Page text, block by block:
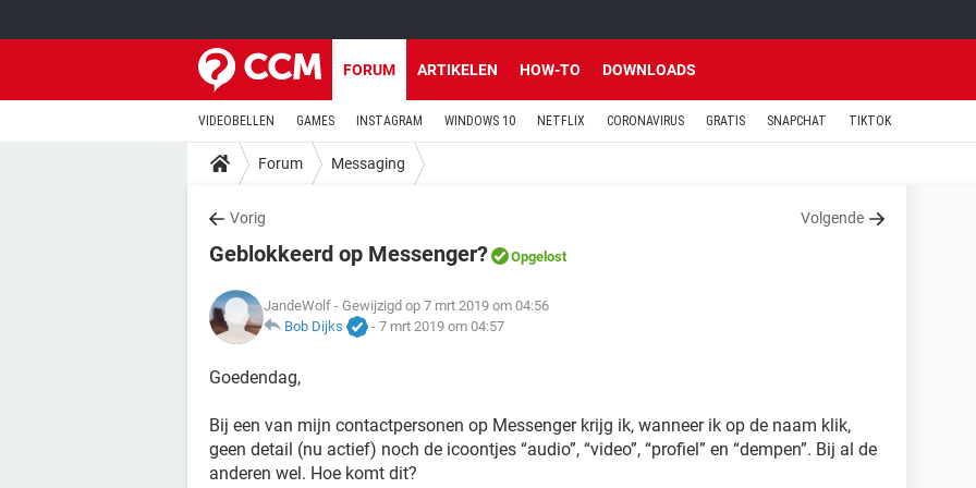
FORUM ARTIKELEN HOW-TO DOWNLOADS
VIDEOBELLEN GAMES INSTAGRAM WINDOWS 10 NETFLIX CORONAVIRUS GRATIS SNAPCHAT TIKTOK
Forum Messaging
Vorig Volgende
Geblokkeerd op Messenger? Opgelost
JandeWolf - Gewijzigd op 7 mrt 2019 om 04:56
Bob Dijks
- 7 mrt 2019 om 04:57
Goedendag,
Bij een van mijn contactpersonen op Messenger krijg ik, wanneer ik op de naam klik,
geen detail (nu actief) noch de icoontjes “audio”, “video”, “profiel” en “dempen”. Bij al de
anderen wel. Hoe komt dit?